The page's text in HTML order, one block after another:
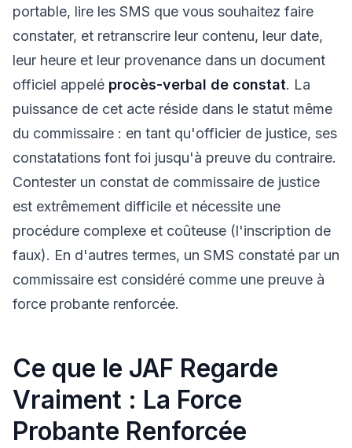
portable, lire les SMS que vous souhaitez faire
constater, et retranscrire leur contenu, leur date,
leur heure et leur provenance dans un document
officiel appelé procès-verbal de constat. La
puissance de cet acte réside dans le statut même
du commissaire : en tant qu'officier de justice, ses
constatations font foi jusqu'à preuve du contraire.
Contester un constat de commissaire de justice
est extrêmement difficile et nécessite une
procédure complexe et coûteuse (l'inscription de
faux). En d'autres termes, un SMS constaté par un
commissaire est considéré comme une preuve à
force probante renforcée.
Ce que le JAF Regarde
Vraiment : La Force
Probante Renforcée